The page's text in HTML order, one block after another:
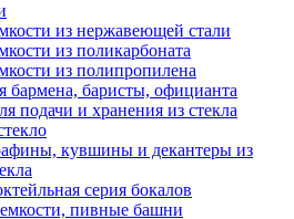
из нержавеющей стали
из поликарбоната
из полипропилена
бармена, баристы, официанта
подачи и хранения из стекла
кувшины и декантеры из
серия бокалов
пивные башни